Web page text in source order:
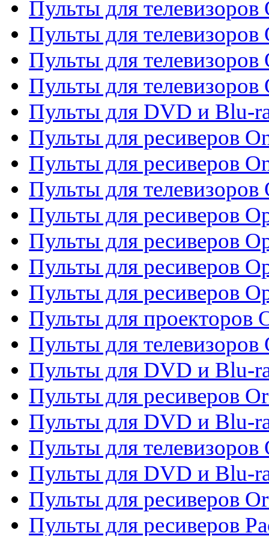
Пульты для телевизоров
Пульты для телевизоров
Пульты для телевизоров
Пульты для телевизоров
Пульты для DVD и Blu-
Пульты для ресиверов
Пульты для ресиверов
Пульты для телевизоров
Пульты для ресиверов
Пульты для ресиверов
Пульты для ресиверов
Пульты для ресиверов
Пульты для проекторов
Пульты для телевизоров
Пульты для DVD и Blu-
Пульты для ресиверов
Пульты для DVD и Blu-
Пульты для телевизоров
Пульты для DVD и Blu-
Пульты для ресиверов
Пульты для ресиверов